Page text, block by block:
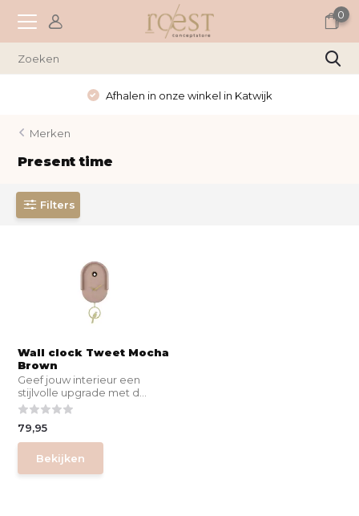
0
Afhalen in onze winkel in Katwijk
Merken
Present time
Filters
Wall clock Tweet Mocha
Brown
Geef jouw interieur een
stijlvolle upgrade met d...
79,95
Bekijken